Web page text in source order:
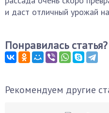
и даст отличный урожай
Понравилась
Рекомендуем другие